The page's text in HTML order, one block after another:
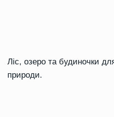
Ліс, озеро та будиночки
природи.